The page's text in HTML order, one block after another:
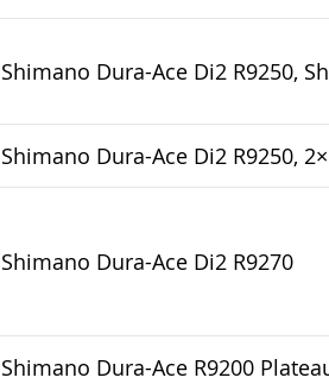
Shimano Dura-Ace Di2 R9250,
Shimano Dura-Ace Di2 R9250,
Shimano Dura-Ace Di2 R9270
Shimano Dura-Ace R9200